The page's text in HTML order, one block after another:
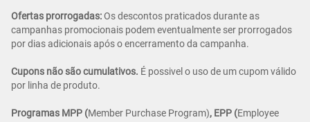
Ofertas prorrogadas:Os descontos praticados durante as
campanhas promocionais podem eventualmente ser prorrogados
por dias adicionais após o encerramento da campanha.
Cupons não são cumulativos. É possivel o uso de um cupom válido
por linha de produto.
Programas MPP (Member Purchase Program), EPP (Employee